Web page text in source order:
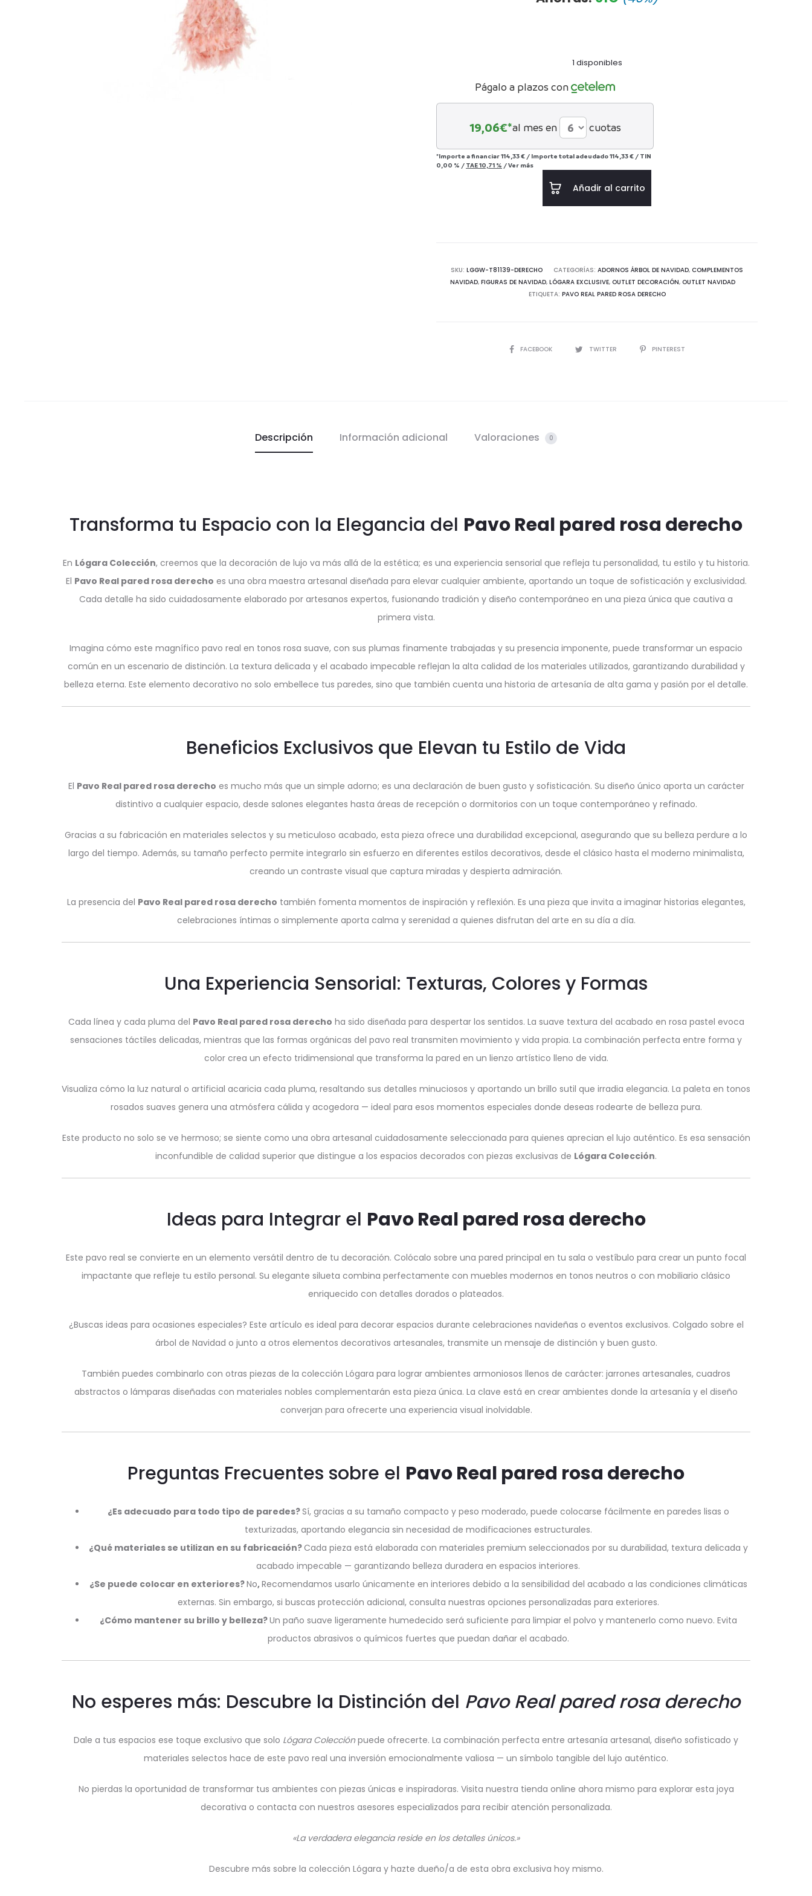
era:
185€.
111€.
1 disponibles
Págalo a plazos con
19,06€*al mes en cuotas
*Importe a financiar114,33 € / Importe total adeudado114,33 € / TIN
0,00 % / TAE10,71 % /Ver más
Añadir al carrito
SKU: LGGW-T81139-DERECHO CATEGORÍAS: ADORNOS ÁRBOL DE NAVIDAD, COMPLEMENTOS
NAVIDAD, FIGURAS DE NAVIDAD, LÓGARA EXCLUSIVE, OUTLET DECORACIÓN, OUTLET NAVIDAD
ETIQUETA: PAVO REAL PARED ROSA DERECHO
COMPARTIR
FACEBOOK TWITTER PINTEREST
Descripción Información adicional Valoraciones 0
Transforma tu Espacio con la Elegancia del Pavo Real pared rosa derecho
En Lógara Colección, creemos que la decoración de lujo va más allá de la estética; es una experiencia sensorial que refleja tu personalidad, tu estilo y tu historia.
El Pavo Real pared rosa derecho es una obra maestra artesanal diseñada para elevar cualquier ambiente, aportando un toque de sofisticación y exclusividad.
Cada detalle ha sido cuidadosamente elaborado por artesanos expertos, fusionando tradición y diseño contemporáneo en una pieza única que cautiva a
primera vista.
Imagina cómo este magnífico pavo real en tonos rosa suave, con sus plumas finamente trabajadas y su presencia imponente, puede transformar un espacio
común en un escenario de distinción. La textura delicada y el acabado impecable reflejan la alta calidad de los materiales utilizados, garantizando durabilidad y
belleza eterna. Este elemento decorativo no solo embellece tus paredes, sino que también cuenta una historia de artesanía de alta gama y pasión por el detalle.
Beneficios Exclusivos que Elevan tu Estilo de Vida
El Pavo Real pared rosa derecho es mucho más que un simple adorno; es una declaración de buen gusto y sofisticación. Su diseño único aporta un carácter
distintivo a cualquier espacio, desde salones elegantes hasta áreas de recepción o dormitorios con un toque contemporáneo y refinado.
Gracias a su fabricación en materiales selectos y su meticuloso acabado, esta pieza ofrece una durabilidad excepcional, asegurando que su belleza perdure a lo
largo del tiempo. Además, su tamaño perfecto permite integrarlo sin esfuerzo en diferentes estilos decorativos, desde el clásico hasta el moderno minimalista,
creando un contraste visual que captura miradas y despierta admiración.
La presencia del Pavo Real pared rosa derecho también fomenta momentos de inspiración y reflexión. Es una pieza que invita a imaginar historias elegantes,
celebraciones íntimas o simplemente aporta calma y serenidad a quienes disfrutan del arte en su día a día.
Una Experiencia Sensorial: Texturas, Colores y Formas
Cada línea y cada pluma del Pavo Real pared rosa derecho ha sido diseñada para despertar los sentidos. La suave textura del acabado en rosa pastel evoca
sensaciones táctiles delicadas, mientras que las formas orgánicas del pavo real transmiten movimiento y vida propia. La combinación perfecta entre forma y
color crea un efecto tridimensional que transforma la pared en un lienzo artístico lleno de vida.
Visualiza cómo la luz natural o artificial acaricia cada pluma, resaltando sus detalles minuciosos y aportando un brillo sutil que irradia elegancia. La paleta en tonos
rosados suaves genera una atmósfera cálida y acogedora — ideal para esos momentos especiales donde deseas rodearte de belleza pura.
Este producto no solo se ve hermoso; se siente como una obra artesanal cuidadosamente seleccionada para quienes aprecian el lujo auténtico. Es esa sensación
inconfundible de calidad superior que distingue a los espacios decorados con piezas exclusivas de Lógara Colección.
Ideas para Integrar el Pavo Real pared rosa derecho
Este pavo real se convierte en un elemento versátil dentro de tu decoración. Colócalo sobre una pared principal en tu sala o vestíbulo para crear un punto focal
impactante que refleje tu estilo personal. Su elegante silueta combina perfectamente con muebles modernos en tonos neutros o con mobiliario clásico
enriquecido con detalles dorados o plateados.
¿Buscas ideas para ocasiones especiales? Este artículo es ideal para decorar espacios durante celebraciones navideñas o eventos exclusivos. Colgado sobre el
árbol de Navidad o junto a otros elementos decorativos artesanales, transmite un mensaje de distinción y buen gusto.
También puedes combinarlo con otras piezas de la colección Lógara para lograr ambientes armoniosos llenos de carácter: jarrones artesanales, cuadros
abstractos o lámparas diseñadas con materiales nobles complementarán esta pieza única. La clave está en crear ambientes donde la artesanía y el diseño
converjan para ofrecerte una experiencia visual inolvidable.
Preguntas Frecuentes sobre el Pavo Real pared rosa derecho
¿Es adecuado para todo tipo de paredes?Sí, gracias a su tamaño compacto y peso moderado, puede colocarse fácilmente en paredes lisas o
texturizadas, aportando elegancia sin necesidad de modificaciones estructurales.
¿Qué materiales se utilizan en su fabricación? Cada pieza está elaborada con materiales premium seleccionados por su durabilidad, textura delicada y
acabado impecable — garantizando belleza duradera en espacios interiores.
¿Se puede colocar en exteriores?No,Recomendamos usarlo únicamente en interiores debido a la sensibilidad del acabado a las condiciones climáticas
externas. Sin embargo, si buscas protección adicional, consulta nuestras opciones personalizadas para exteriores.
¿Cómo mantener su brillo y belleza?Un paño suave ligeramente humedecido será suficiente para limpiar el polvo y mantenerlo como nuevo. Evita
productos abrasivos o químicos fuertes que puedan dañar el acabado.
No esperes más: Descubre la Distinción del Pavo Real pared rosa derecho
Dale a tus espacios ese toque exclusivo que solo Lógara Colecciónpuede ofrecerte. La combinación perfecta entre artesanía artesanal, diseño sofisticado y
materiales selectos hace de este pavo real una inversión emocionalmente valiosa — un símbolo tangible del lujo auténtico.
No pierdas la oportunidad de transformar tus ambientes con piezas únicas e inspiradoras. Visita nuestra tienda online ahora mismo para explorar esta joya
decorativa o contacta con nuestros asesores especializados para recibir atención personalizada.
«La verdadera elegancia reside en los detalles únicos.»
Descubre más sobre la colección Lógara y hazte dueño/a de esta obra exclusiva hoy mismo.